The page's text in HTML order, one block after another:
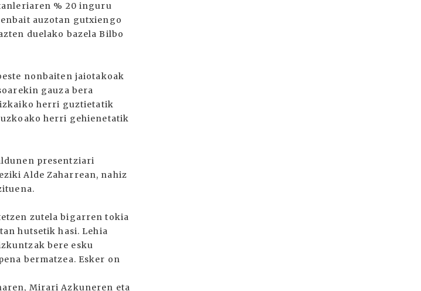
% 20 inguru
auzotan gutxiengo
duelako bazela Bilbo
nonbaiten jaiotakoak
gauza bera
herri guztietatik
herri gehienetatik
presentziari
Alde Zaharrean, nahiz
zutela bigarren tokia
hutsetik hasi. Lehia
bere esku
bermatzea. Esker on
Mirari Azkuneren eta